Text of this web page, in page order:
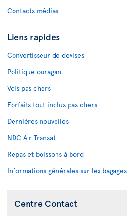
Contacts médias
Liens rapides
Convertisseur de devises
Politique ouragan
Vols pas chers
Forfaits tout inclus pas chers
Dernières nouvelles
NDC Air Transat
Repas et boissons à bord
Informations générales sur les bagages
Centre Contact